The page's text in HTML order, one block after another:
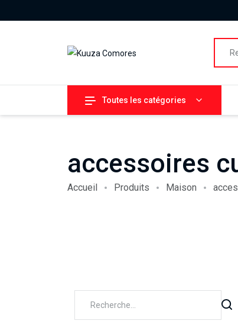
Toutes les catégories
accessoires
Accueil Produits Maison